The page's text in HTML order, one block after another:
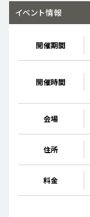
イベント情報
開催期間
開催時間
会場
住所
料金